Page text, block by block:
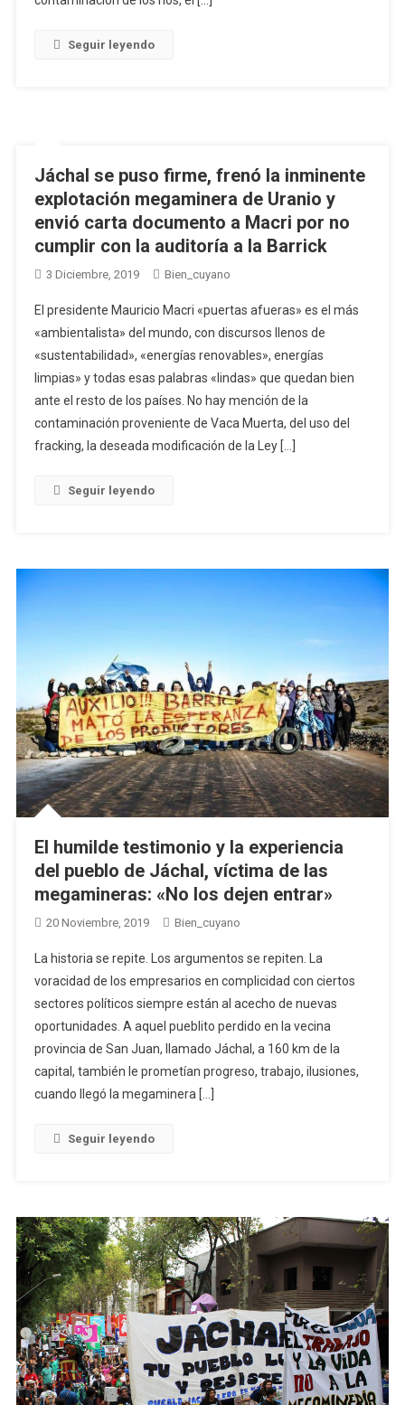
Seguir leyendo
Jáchal se puso firme, frenó la inminente
explotación megaminera de Uranio y
envió carta documento a Macri por no
cumplir con la auditoría a la Barrick
3 Diciembre, 2019 Bien_cuyano
El presidente Mauricio Macri «puertas afueras» es el más
«ambientalista» del mundo, con discursos llenos de
«sustentabilidad», «energías renovables», energías
limpias» y todas esas palabras «lindas» que quedan bien
ante el resto de los países. No hay mención de la
contaminación proveniente de Vaca Muerta, del uso del
fracking, la deseada modificación de la Ley […]
Seguir leyendo
El humilde testimonio y la experiencia
del pueblo de Jáchal, víctima de las
megamineras: «No los dejen entrar»
20 Noviembre, 2019 Bien_cuyano
La historia se repite. Los argumentos se repiten. La
voracidad de los empresarios en complicidad con ciertos
sectores políticos siempre están al acecho de nuevas
oportunidades. A aquel pueblito perdido en la vecina
provincia de San Juan, llamado Jáchal, a 160 km de la
capital, también le prometían progreso, trabajo, ilusiones,
cuando llegó la megaminera […]
Seguir leyendo